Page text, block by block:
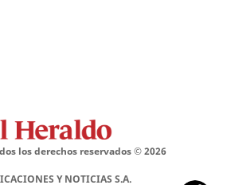
los derechos reservados ©2026
Y NOTICIAS S.A.